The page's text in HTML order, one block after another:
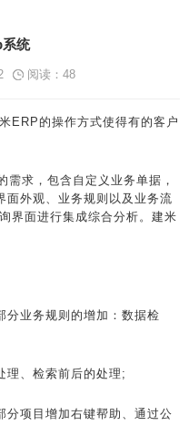
统
阅读： 48
的操作方式使得有的客户
求，包含自定义业务单据，
面外观、业务规则以及业务流
界面进行集成综合分析。建米
业务规则的增加：数据检
、检索前后的处理;
项目增加右键帮助、通过公